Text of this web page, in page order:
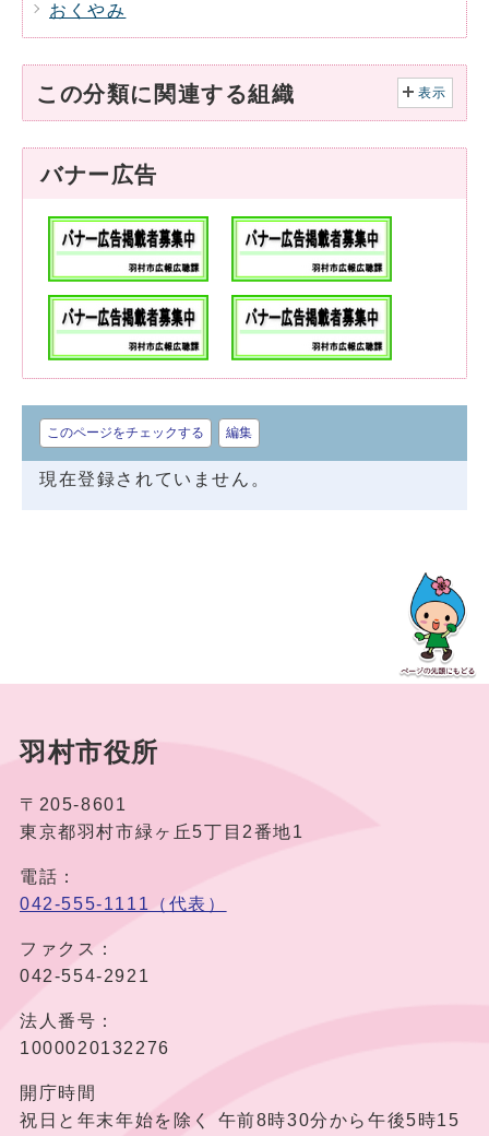
おくやみ
この分類に関連する組織 表示
バナー広告
このページをチェックする 編集
現在登録されていません。
羽村市役所
〒205-8601
東京都羽村市緑ヶ丘5丁目2番地1
電話：
042-555-1111（代表）
ファクス：
042-554-2921
法人番号：
1000020132276
開庁時間
祝日と年末年始を除く 午前8時30分から午後5時15